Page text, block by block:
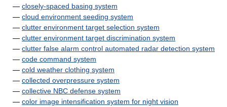
— closely-spaced basing system
— cloud environment seeding system
— clutter environment target selection system
— clutter environment target discrimination system
— clutter false alarm control automated radar detection system
— code command system
— cold weather clothing system
— collected overpressure system
— collective NBC defense system
— color image intensification system for night vision